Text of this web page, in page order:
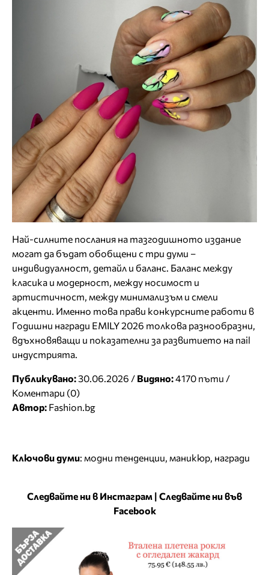
Най-силните послания на тазгодишното издание
могат да бъдат обобщени с три думи –
индивидуалност, детайл и баланс. Баланс между
класика и модерност, между носимост и
артистичност, между минимализъм и смели
акценти. Именно това прави конкурсните работи в
Годишни награди EMILY 2026 толкова разнообразни,
вдъхновяващи и показателни за развитието на nail
индустрията.
Публикувано:30.06.2026 / Видяно:4170 пъти /
Коментари (0)
Автор: Fashion.bg
Ключови думи: модни тенденции, маникюр, награди
Следвайте ни в Инстаграм | Следвайте ни във
Facebook